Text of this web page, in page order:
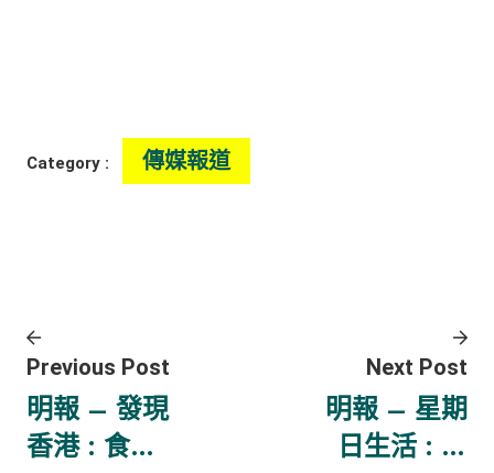
Category : 傳媒報道
Previous Post
明報 – 發現
香港 : 食在
Next Post
明報 – 星期
日生活 : 永